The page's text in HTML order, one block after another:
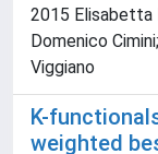
2015 Elisabetta
Domenico
Viggiano
K-
weighted